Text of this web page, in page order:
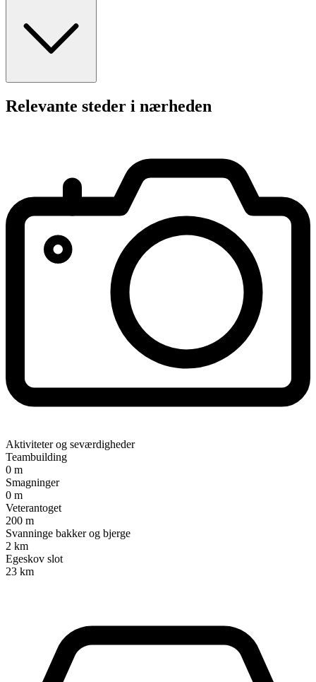
Relevante steder i nærheden
Aktiviteter og seværdigheder
Teambuilding
0 m
Smagninger
0 m
Veterantoget
200 m
Svanninge bakker og bjerge
2 km
Egeskov slot
23 km